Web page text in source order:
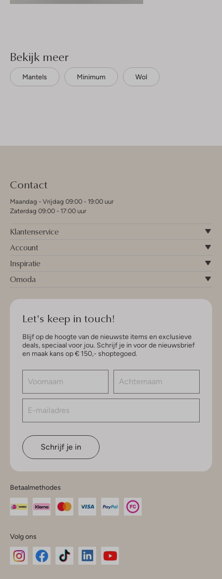
Bekijk meer
Mantels Minimum Wol
Contact
Maandag - Vrijdag 09:00 - 19:00 uur
Zaterdag 09:00 - 17:00 uur
Klantenservice
Account
Inspiratie
Omoda
Let's keep in touch!
Blijf op de hoogte van de nieuwste items en exclusieve
deals, speciaal voor jou. Schrijf je in voor de nieuwsbrief
en maak kans op € 150,- shoptegoed.
Schrijf je in
Betaalmethodes
Volg ons